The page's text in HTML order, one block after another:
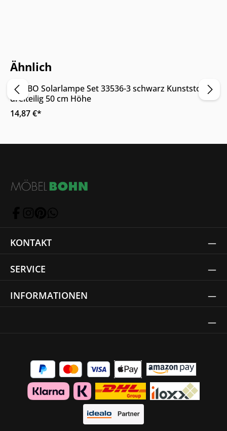
Ähnlich
Online & im Möbelhaus verfügbar
GLOBO Solarlampe Set 33536-3 schwarz Kunststoff
dreiteilig 50 cm Höhe
14,87 €*
KONTAKT
SERVICE
INFORMATIONEN